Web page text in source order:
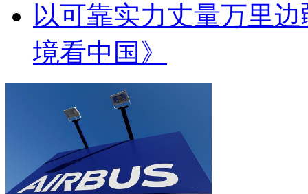
以可靠实力丈量万里
境看中国》